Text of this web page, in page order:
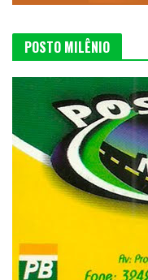
POSTO MILÊNIO